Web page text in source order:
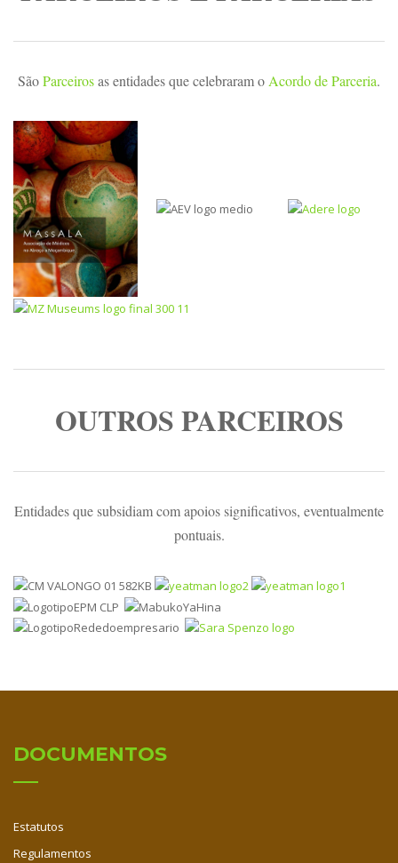
SãoParceirosas entidades que celebraram o Acordo de Parceria.
OUTROS PARCEIROS
Entidades que subsidiam com apoios significativos, eventualmente
pontuais.
DOCUMENTOS
Estatutos
Regulamentos